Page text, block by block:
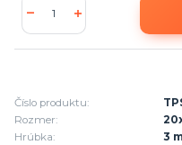
Číslo produktu:
Rozmer:
Hrúbka:
3